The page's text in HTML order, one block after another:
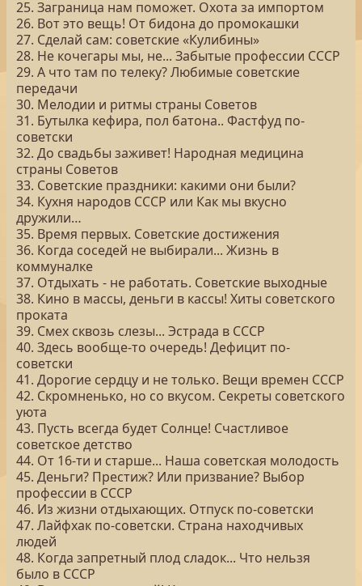
25. Заграница нам поможет. Охота за импортом
26. Вот это вещь! От бидона до промокашки
27. Сделай сам: советские «Кулибины»
28. Не кочегары мы, не... Забытые профессии СССР
29. А что там по телеку? Любимые советские
передачи
30. Мелодии и ритмы страны Советов
31. Бутылка кефира, пол батона.. Фастфуд по-
советски
32. До свадьбы заживет! Народная медицина
страны Советов
33. Советские праздники: какими они были?
34. Кухня народов СССР или Как мы вкусно
дружили…
35. Время первых. Советские достижения
36. Когда соседей не выбирали... Жизнь в
коммуналке
37. Отдыхать - не работать. Советские выходные
38. Кино в массы, деньги в кассы! Хиты советского
проката
39. Смех сквозь слезы... Эстрада в СССР
40. Здесь вообще-то очередь! Дефицит по-
советски
41. Дорогие сердцу и не только. Вещи времен СССР
42. Скромненько, но со вкусом. Секреты советского
уюта
43. Пусть всегда будет Солнце! Счастливое
советское детство
44. От 16-ти и старше... Наша советская молодость
45. Деньги? Престиж? Или призвание? Выбор
профессии в СССР
46. Из жизни отдыхающих. Отпуск по-советски
47. Лайфхак по-советски. Страна находчивых
людей
48. Когда запретный плод сладок... Что нельзя
было в СССР